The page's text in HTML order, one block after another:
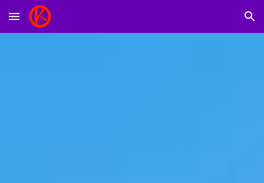
Skip to main content Skip to navigation